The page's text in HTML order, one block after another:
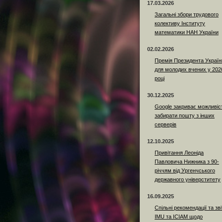
17.03.2026
Загальні збори трудового
колективу Інституту
математики НАН України
02.02.2026
Премія Президента
для молодих вчених у
році
30.12.2025
Google закриває
забирати пошту з інших
серверів
12.10.2025
Привітання Леоніда
Павловича Нижника з 90-
річчям від Ургенчського
державного універститету
16.09.2025
Спільні рекомендації та
IMU та ICIAM щодо